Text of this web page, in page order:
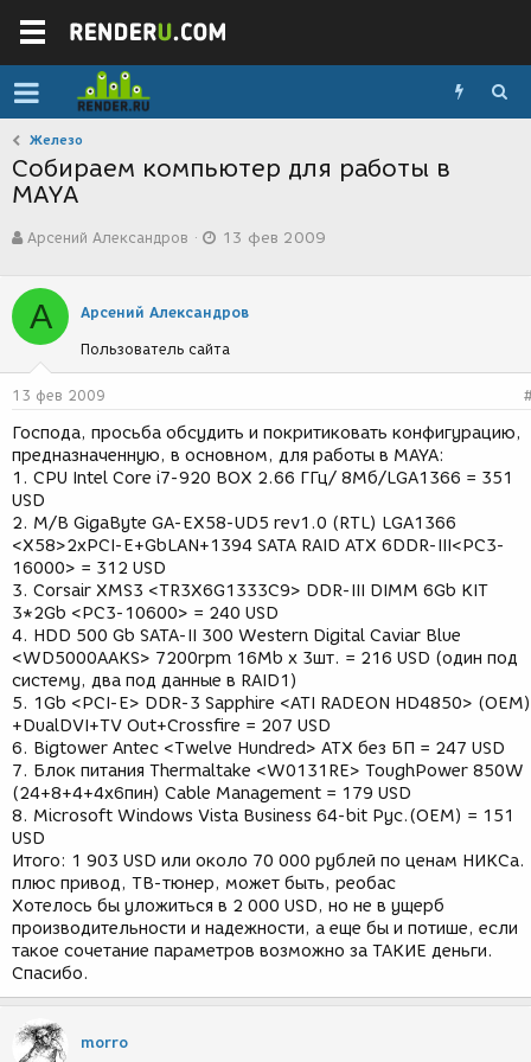
Железо
Собираем компьютер для работы в
MAYA
в
о
р
т
е
м
ы
Арсений Александров
а
с
з
д
и
я
13 фев 2009
А Арсений Александров
Пользователь сайта
13 фев 2009
Господа, просьба обсудить и покритиковать конфигурацию,
предназначенную, в основном, для работы в MAYA:
1. CPU Intel Core i7-920 BOX 2.66 ГГц/ 8Мб/LGA1366 = 351
USD
2. M/B GigaByte GA-EX58-UD5 rev1.0 (RTL) LGA1366
<X58>2xPCI-E+GbLAN+1394 SATA RAID ATX 6DDR-III<PC3-
16000> = 312 USD
3. Corsair XMS3 <TR3X6G1333C9> DDR-III DIMM 6Gb KIT
3*2Gb <PC3-10600> = 240 USD
4. HDD 500 Gb SATA-II 300 Western Digital Caviar Blue
<WD5000AAKS> 7200rpm 16Mb x 3шт. = 216 USD (один под
систему, два под данные в RAID1)
5. 1Gb <PCI-E> DDR-3 Sapphire <ATI RADEON HD4850> (OEM)
+DualDVI+TV Out+Crossfire = 207 USD
6. Bigtower Antec <Twelve Hundred> ATX без БП = 247 USD
7. Блок питания Thermaltake <W0131RE> ToughPower 850W
(24+8+4+4x6пин) Cable Management = 179 USD
8. Microsoft Windows Vista Business 64-bit Рус.(OEM) = 151
USD
Итого: 1 903 USD или около 70 000 рублей по ценам НИКСа.
плюс привод, ТВ-тюнер, может быть, реобас
Хотелось бы уложиться в 2 000 USD, но не в ущерб
производительности и надежности, а еще бы и потише, если
такое сочетание параметров возможно за ТАКИЕ деньги.
Спасибо.
morro